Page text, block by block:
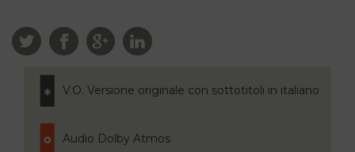
V.O. Versione originale con sottotitoli in italiano
Audio Dolby Atmos